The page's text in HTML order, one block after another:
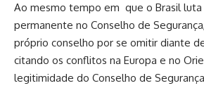
Ao mesmo tempo em que o Brasil luta
permanente no Conselho de
próprio conselho por se omitir diante
citando os conflitos na Europa e no
legitimidade do Conselho de